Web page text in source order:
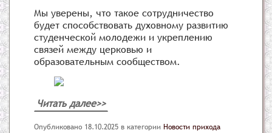
Мы уверены, что такое сотрудничество
будет способствовать духовному развитию
студенческой молодежи и укреплению
связей между церковью и
образовательным сообществом.
Читать далее>>
Опубликовано 18.10.2025 в категории Новости прихода